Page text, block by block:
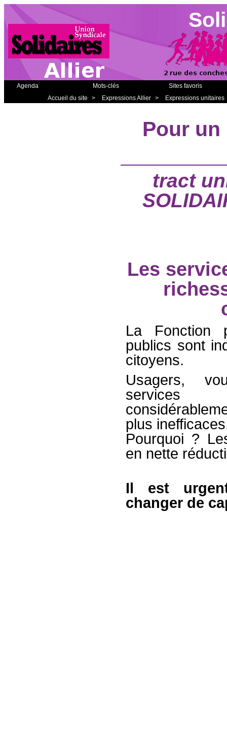
Agenda Mots-clés
Sites favoris
Accueil du site
> Expressions Allier > Expressions unitaires
Pour
tract
Les
La Fonction
publics sont
citoyens.
Usagers,
plus
Pourquoi ?
en nette
Il est
changer de